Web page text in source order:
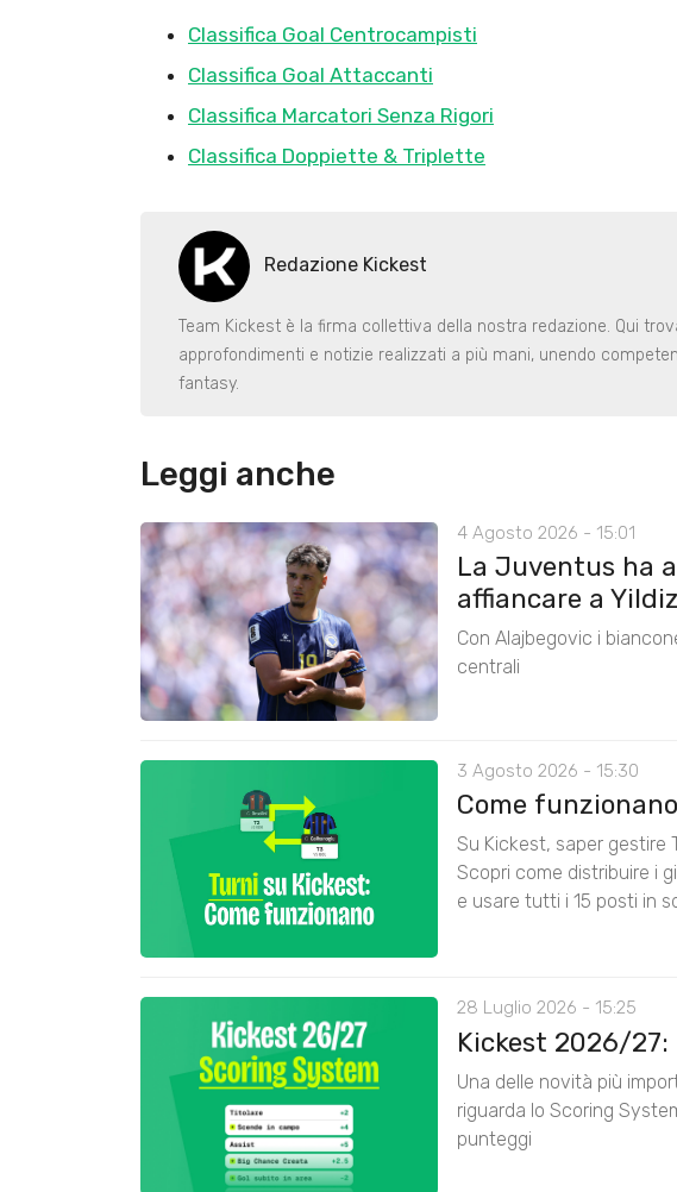
Classifica Goal Centrocampisti
Classifica Goal Attaccanti
Classifica Marcatori Senza Rigori
Classifica Doppiette & Triplette
Redazione Kickest
Team Kickest è la firma collettiva della nostra redazione. Qui
approfondimenti e notizie realizzati a più mani, unendo
fantasy.
Leggi anche
4 Agosto 2026 - 15:01
La Juventus ha
affiancare a Yildiz
Con Alajbegovic i
centrali
3 Agosto 2026 - 15:30
Come
Su Kickest, saper gestire
Scopri come distribuire i
e usare tutti i 15 posti in
28 Luglio 2026 - 15:25
Kickest 2026/
Una delle novità più
riguarda lo Scoring
punteggi